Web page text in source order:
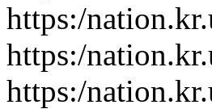
https:/
https:/
https:/